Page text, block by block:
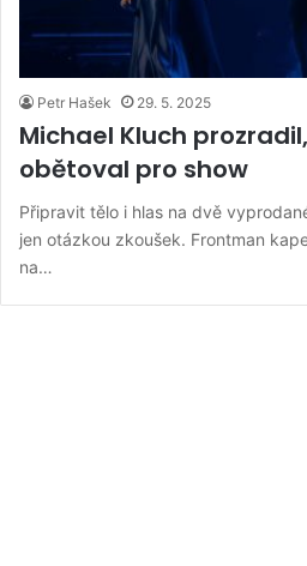
Petr Hašek 29. 5. 2025
Michael Kluch
obětoval pro show
Připravit tělo i hlas na dvě
jen otázkou zkoušek. Frontman
na…